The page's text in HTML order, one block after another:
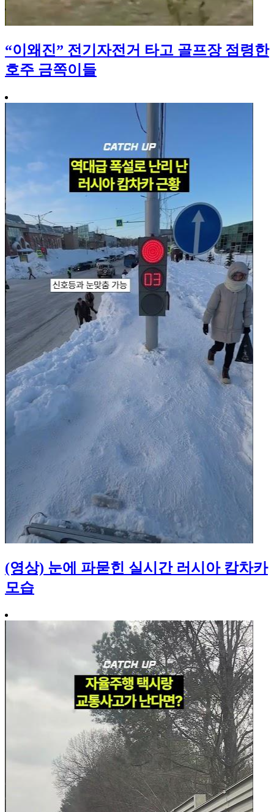
“이왜진” 전기자전거 타고 골프장 점령한
호주 금쪽이들
(영상) 눈에 파묻힌 실시간 러시아 캄차카
모습